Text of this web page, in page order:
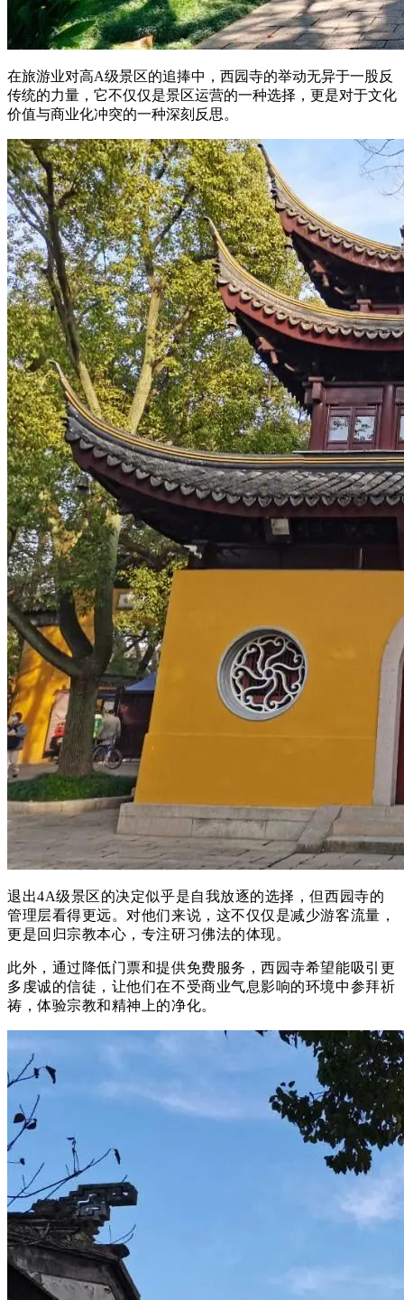
在旅游业对高A级景区的追捧中，西园寺的举动无异于一股反
传统的力量，它不仅仅是景区运营的一种选择，更是对于文化
价值与商业化冲突的一种深刻反思。
退出4A级景区的决定似乎是自我放逐的选择，但西园寺的
管理层看得更远。对他们来说，这不仅仅是减少游客流量，
更是回归宗教本心，专注研习佛法的体现。
此外，通过降低门票和提供免费服务，西园寺希望能吸引更
多虔诚的信徒，让他们在不受商业气息影响的环境中参拜祈
祷，体验宗教和精神上的净化。